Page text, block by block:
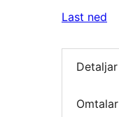
Last ned
Detaljar
Omtalar